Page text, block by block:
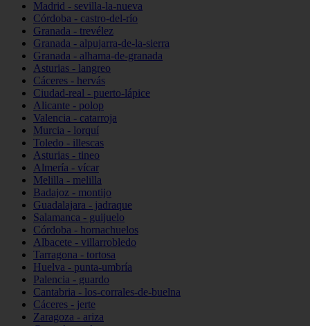
Madrid - sevilla-la-nueva
Córdoba - castro-del-río
Granada - trevélez
Granada - alpujarra-de-la-sierra
Granada - alhama-de-granada
Asturias - langreo
Cáceres - hervás
Ciudad-real - puerto-lápice
Alicante - polop
Valencia - catarroja
Murcia - lorquí
Toledo - illescas
Asturias - tineo
Almería - vícar
Melilla - melilla
Badajoz - montijo
Guadalajara - jadraque
Salamanca - guijuelo
Córdoba - hornachuelos
Albacete - villarrobledo
Tarragona - tortosa
Huelva - punta-umbría
Palencia - guardo
Cantabria - los-corrales-de-buelna
Cáceres - jerte
Zaragoza - ariza